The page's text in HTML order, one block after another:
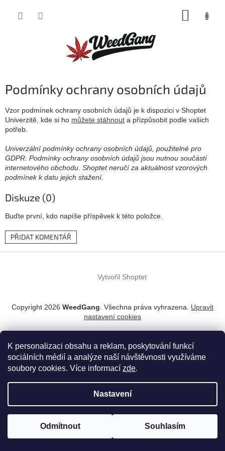
K personalizaci obsahu a reklam, poskytování funkcí
sociálních médií a analýze naší návštěvnosti využíváme
soubory cookies. Více informací zde.
Nastavení
Odmítnout Souhlasím
Podmínky ochrany osobních údajů
Vzor podmínek ochrany osobních údajů je k dispozici v Shoptet
Univerzitě, kde si ho můžete stáhnout a přizpůsobit podle vašich
potřeb.
Univerzální podmínky ochrany osobních údajů, použitelné pro
GDPR. Podmínky ochrany osobních údajů jsou nutnou součástí
internetového obchodu. Shoptet neručí za aktuálnost vzorových
podmínek k datu jejich stažení.
Diskuze (0)
Buďte první, kdo napíše příspěvek k této položce.
PŘIDAT KOMENTÁŘ
Vytvořil Shoptet
Copyright 2026 WeedGang . Všechna práva vyhrazena. Upravit
nastavení cookies